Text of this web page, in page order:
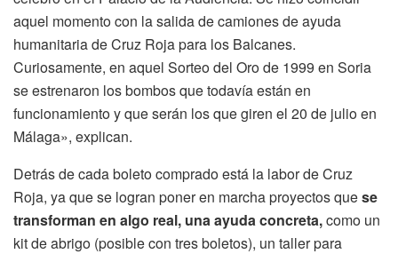
aquel momento con la salida de camiones de ayuda
humanitaria de Cruz Roja para los Balcanes.
Curiosamente, en aquel Sorteo del Oro de 1999 en Soria
se estrenaron los bombos que todavía están en
funcionamiento y que serán los que giren el 20 de julio en
Málaga», explican.
Detrás de cada boleto comprado está la labor de Cruz
Roja, ya que se logran poner en marcha proyectos quese
transforman en algo real, una ayuda concreta,como un
kit de abrigo (posible con tres boletos), un taller para